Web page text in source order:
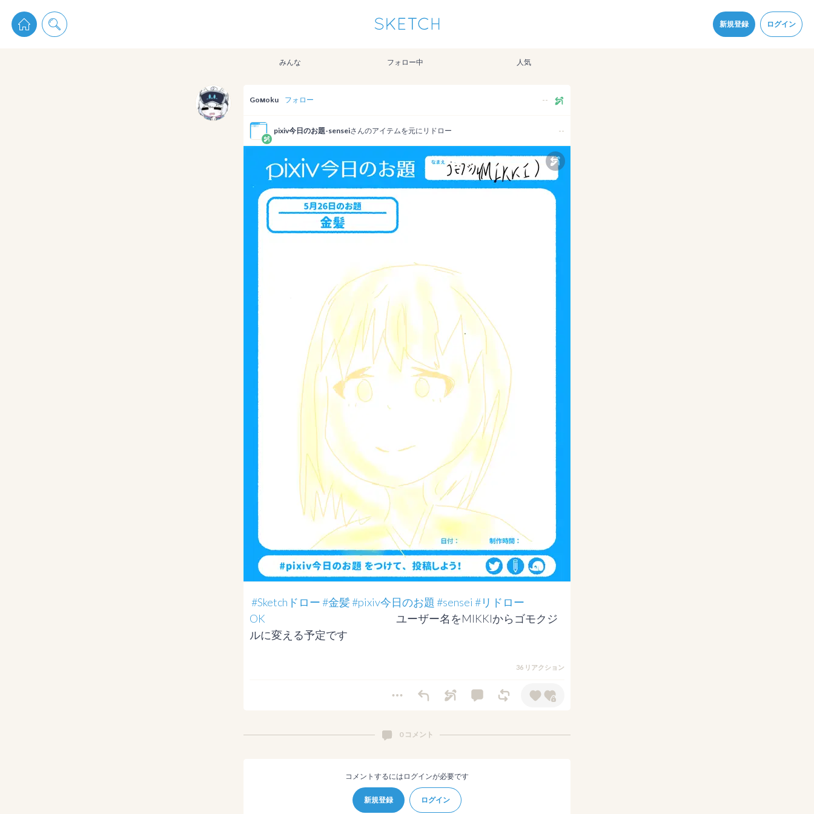
プライパシーポリシー を改定しました。
新規登録
ログイン
pixiv Sketchアプリでさらに快適に！
みんな フォロー中 人気
Goмoku フォロー --
pixiv今日のお題-senseiさんのアイテムを元にリドロー --
#Sketchドロー#金髪#pixiv今日のお題 #sensei #リドロー
OK ユーザー名をMIKKIからゴモクジ
ルに変える予定です
36 リアクション
0 コメント
コメントするにはログインが必要です
新規登録 ログイン